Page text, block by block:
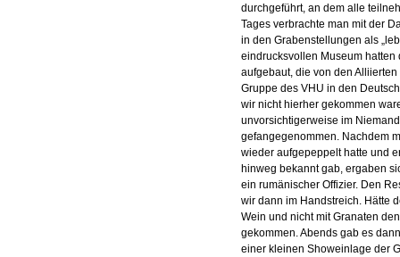
durchgeführt, an dem alle
Tages verbrachte man mit der
in den Grabenstellungen als
eindrucksvollen Museum
aufgebaut, die von den
Gruppe des VHU in den
wir nicht hierher gekommen
unvorsichtigerweise im
gefangegenommen. Nachdem
wieder aufgepeppelt hatte und
hinweg bekannt gab, ergaben
ein rumänischer Offizier. Den
wir dann im Handstreich. Hätte
Wein und nicht mit Granaten
gekommen. Abends gab es
einer kleinen Showeinlage der